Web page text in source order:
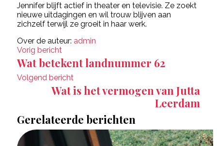
Jennifer blijft actief in theater en televisie. Ze zoekt
nieuwe uitdagingen en wil trouw blijven aan
zichzelf terwijl ze groeit in haar werk.
Over de auteur: admin
Vorig bericht
Wat betekent landnummer 62
Volgend bericht
Wat is het vermogen van Jutta
Leerdam
Gerelateerde berichten